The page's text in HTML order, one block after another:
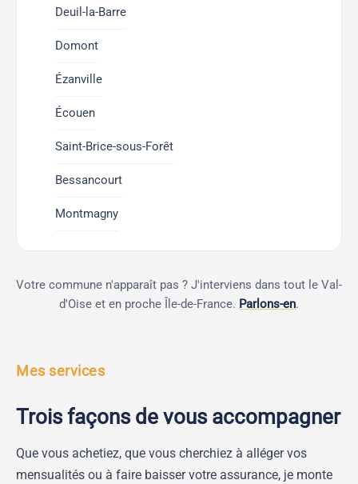
Deuil-la-Barre
Domont
Ézanville
Écouen
Saint-Brice-sous-Forêt
Bessancourt
Montmagny
Votre commune n'apparaît pas ? J'interviens dans tout le Val-
d'Oise et en proche Île-de-France. Parlons-en.
Mes services
Trois façons de vous accompagner
Que vous achetiez, que vous cherchiez à alléger vos
mensualités ou à faire baisser votre assurance, je monte